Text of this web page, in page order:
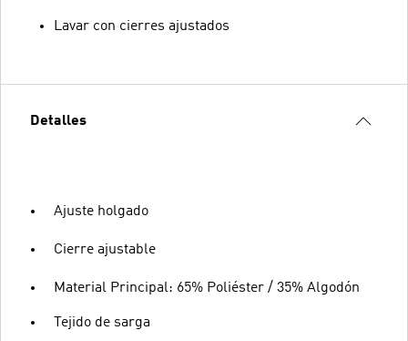
Lavar con cierres ajustados
Detalles
Ajuste holgado
Cierre ajustable
Material Principal: 65% Poliéster / 35% Algodón
Tejido de sarga